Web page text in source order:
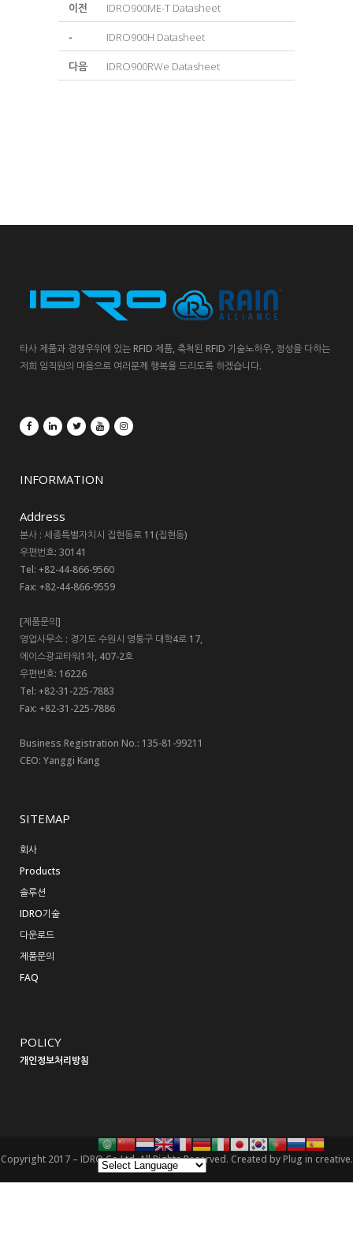
이전 IDRO900ME-T Datasheet
- IDRO900H Datasheet
다음 IDRO900RWe Datasheet
타사 제품과 경쟁우위에 있는 RFID 제품, 축척된 RFID 기술노하우, 정성을 다하는
저희 임직원의 마음으로 여러분께 행복을 드리도록 하겠습니다.
INFORMATION
Address
본사 : 세종특별자치시 집현동로 11(집현동)
우편번호: 30141
Tel: +82-44-866-9560
Fax: +82-44-866-9559
[제품문의]
영업사무소 : 경기도 수원시 영통구 대학4로 17,
에이스광교타워1차, 407-2호
우편번호: 16226
Tel: +82-31-225-7883
Fax: +82-31-225-7886
Business Registration No.: 135-81-99211
CEO: Yanggi Kang
SITEMAP
회사
Products
솔루션
IDRO기술
다운로드
제품문의
FAQ
POLICY
개인정보처리방침
Copyright 2017 – IDRO Co,Ltd. All Rights Reserved. Created byPlug in creative.